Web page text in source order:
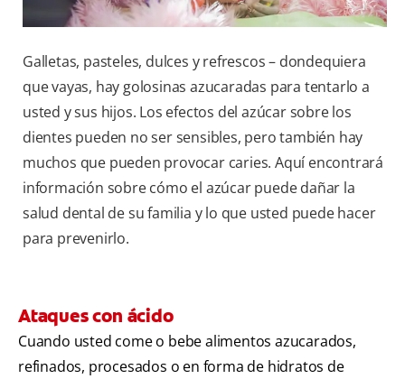
Galletas, pasteles, dulces y refrescos – dondequiera
que vayas, hay golosinas azucaradas para tentarlo a
usted y sus hijos. Los efectos del azúcar sobre los
dientes pueden no ser sensibles, pero también hay
muchos que pueden provocar caries. Aquí encontrará
información sobre cómo el azúcar puede dañar la
salud dental de su familia y lo que usted puede hacer
para prevenirlo.
Ataques con ácido
Cuando usted come o bebe alimentos azucarados,
refinados, procesados o en forma de hidratos de